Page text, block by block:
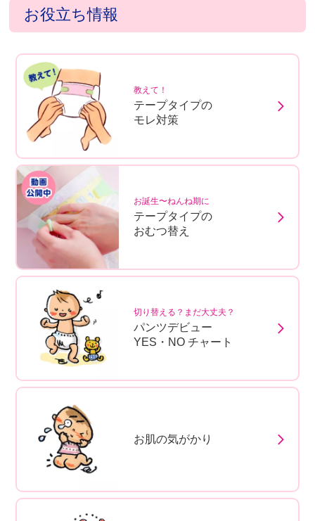
お役立ち情報
教えて！
テープタイプの
モレ対策
お誕生〜ねんね期に
テープタイプの
おむつ替え
切り替える？まだ大丈夫？
パンツデビュー
YES・NO チャート
お肌の気がかり